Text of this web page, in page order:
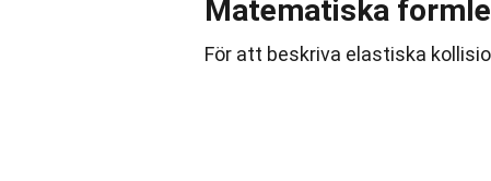
Matematiska
För att beskriva elastiska